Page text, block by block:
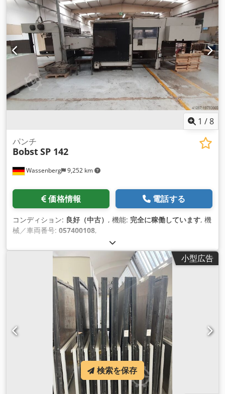
1 /8
Wassenberg 9,252 km
パンチ
BobstSP 142
価格情報 電話する
コンディション: 良好（中古） , 機能: 完全に稼働しています, 機
械／車両番号: 057400108,
小型広告
検索を保存